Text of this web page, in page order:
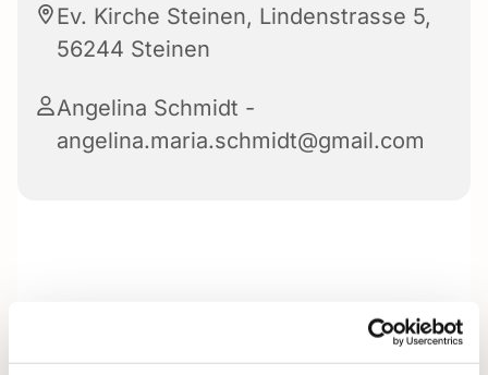
Ev. Kirche Steinen, Lindenstrasse 5,
56244 Steinen
Angelina Schmidt -
angelina.maria.schmidt@gmail.com